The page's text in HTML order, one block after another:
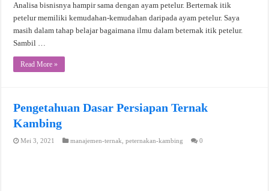
Analisa bisnisnya hampir sama dengan ayam petelur. Berternak itik
petelur memiliki kemudahan-kemudahan daripada ayam petelur. Saya
masih dalam tahap belajar bagaimana ilmu dalam beternak itik petelur.
Sambil …
Read More »
Pengetahuan Dasar Persiapan Ternak
Kambing
Mei 3, 2021 manajemen-ternak ,peternakan-kambing 0